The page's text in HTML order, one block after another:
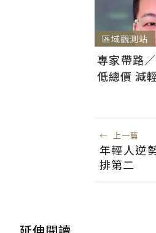
區域觀測站
專家帶路
低總價 減
← 上一篇
年輕人逆
排第二